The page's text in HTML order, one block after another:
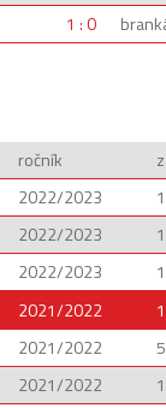
1 : 0
ročník
2022/2023
1
2022/2023
2022/2023
1
2021/2022
2021/2022
5
2021/2022
1